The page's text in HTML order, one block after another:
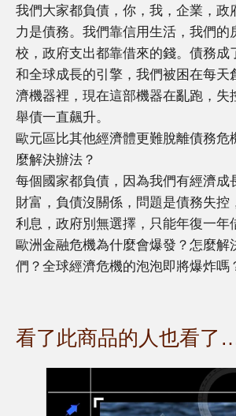
我們大家都負債，你，我，企業，政
力是債務。我們靠信用生活，我們的
校，政府支出都靠借來的錢。債務成
和全球成長的引擎，我們被困在每天
濟機器裡，現在這部機器在亂跑，失
舉債一直飆升。
歐元區比其他經濟體更難脫離債務危
麼解決辦法？
每個國家都負債，因為我們有經濟成
財富，負債沒關係，問題是債務失控
利息，政府別無選擇，只能年復一年
歐洲金融危機為什麼會爆發？怎麼解
們？全球經濟危機的泡泡即將爆炸嗎
看了此商品的人也看了